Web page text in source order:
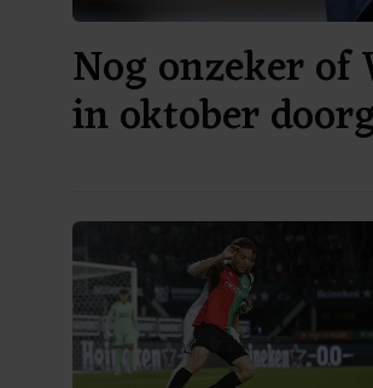
Nog onzeker
in oktober